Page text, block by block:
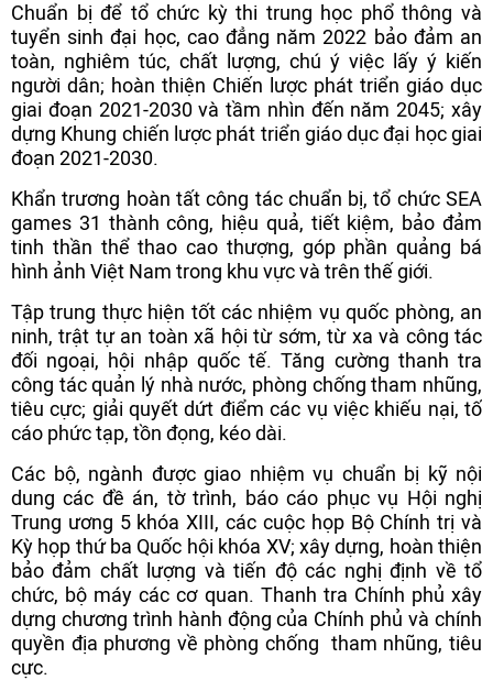
Chuẩn bị để tổ chức kỳ thi trung học phổ thông và
tuyển sinh đại học, cao đẳng năm 2022 bảo đảm an
toàn, nghiêm túc, chất lượng, chú ý việc lấy ý kiến
người dân; hoàn thiện Chiến lược phát triển giáo dục
giai đoạn 2021-2030 và tầm nhìn đến năm 2045; xây
dựng Khung chiến lược phát triển giáo dục đại học giai
đoạn 2021-2030.
Khẩn trương hoàn tất công tác chuẩn bị, tổ chức SEA
games 31 thành công, hiệu quả, tiết kiệm, bảo đảm
tinh thần thể thao cao thượng, góp phần quảng bá
hình ảnh Việt Nam trong khu vực và trên thế giới.
Tập trung thực hiện tốt các nhiệm vụ quốc phòng, an
ninh, trật tự an toàn xã hội từ sớm, từ xa và công tác
đối ngoại, hội nhập quốc tế. Tăng cường thanh tra
công tác quản lý nhà nước, phòng chống tham nhũng,
tiêu cực; giải quyết dứt điểm các vụ việc khiếu nại, tố
cáo phức tạp, tồn đọng, kéo dài.
Các bộ, ngành được giao nhiệm vụ chuẩn bị kỹ nội
dung các đề án, tờ trình, báo cáo phục vụ Hội nghị
Trung ương 5 khóa XIII, các cuộc họp Bộ Chính trị và
Kỳ họp thứ ba Quốc hội khóa XV; xây dựng, hoàn thiện
bảo đảm chất lượng và tiến độ các nghị định về tổ
chức, bộ máy các cơ quan. Thanh tra Chính phủ xây
dựng chương trình hành động của Chính phủ và chính
quyền địa phương về phòng chống tham nhũng, tiêu
cực.